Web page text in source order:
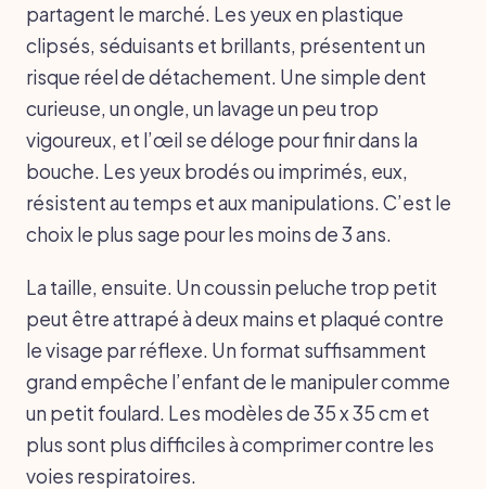
partagent le marché. Les yeux en plastique
clipsés, séduisants et brillants, présentent un
risque réel de détachement. Une simple dent
curieuse, un ongle, un lavage un peu trop
vigoureux, et l’œil se déloge pour finir dans la
bouche. Les yeux brodés ou imprimés, eux,
résistent au temps et aux manipulations. C’est le
choix le plus sage pour les moins de 3 ans.
La taille, ensuite. Un coussin peluche trop petit
peut être attrapé à deux mains et plaqué contre
le visage par réflexe. Un format suffisamment
grand empêche l’enfant de le manipuler comme
un petit foulard. Les modèles de 35 x 35 cm et
plus sont plus difficiles à comprimer contre les
voies respiratoires.